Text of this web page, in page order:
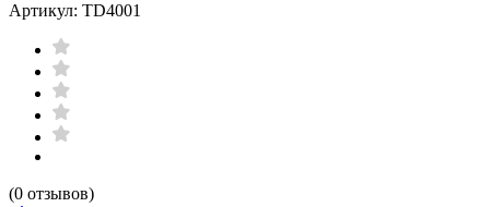
Артикул: TD4001
(0 отзывов)